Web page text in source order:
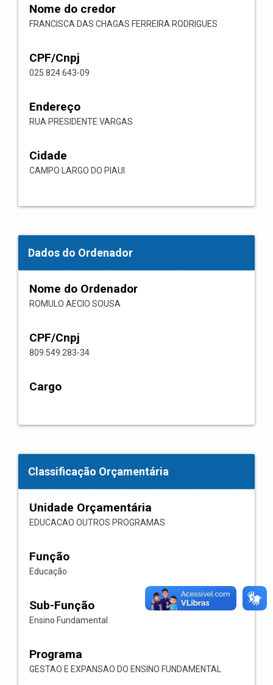
Nome do credor
FRANCISCA DAS CHAGAS FERREIRA RODRIGUES
CPF/Cnpj
025.824.643-09
Endereço
RUA PRESIDENTE VARGAS
Cidade
CAMPO LARGO DO PIAUI
Dados do Ordenador
Nome do Ordenador
ROMULO AECIO SOUSA
CPF/Cnpj
809.549.283-34
Cargo
Classificação Orçamentária
Unidade Orçamentária
EDUCACAO OUTROS PROGRAMAS
Função
Educação
Sub-Função
Ensino Fundamental
Programa
GESTAO E EXPANSAO DO ENSINO FUNDAMENTAL